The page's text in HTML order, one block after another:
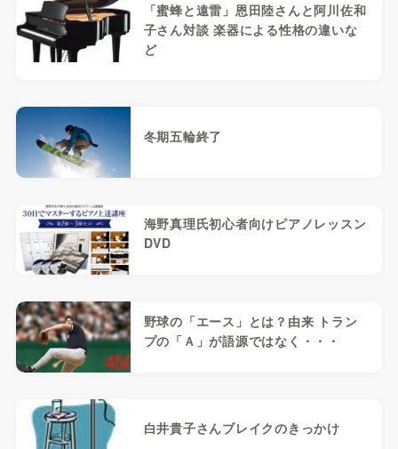
「蜜蜂と遠雷」恩田陸さんと阿川佐和
子さん対談 楽器による性格の違いな
ど
冬期五輪終了
海野真理氏初心者向けピアノレッスン
DVD
野球の「エース」とは？由来 トラン
プの「Ａ」が語源ではなく・・・
白井貴子さんブレイクのきっかけ